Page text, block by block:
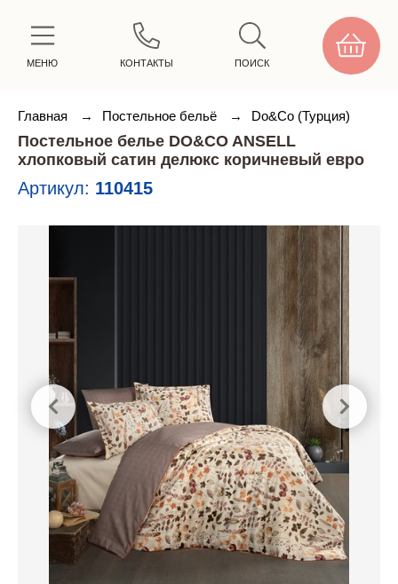
МЕНЮ КОНТАКТЫ ПОИСК
Главная → Постельное бельё → Do&Co (Турция)
Постельное белье DO&CO ANSELL
хлопковый сатин делюкс коричневый евро
Артикул: 110415